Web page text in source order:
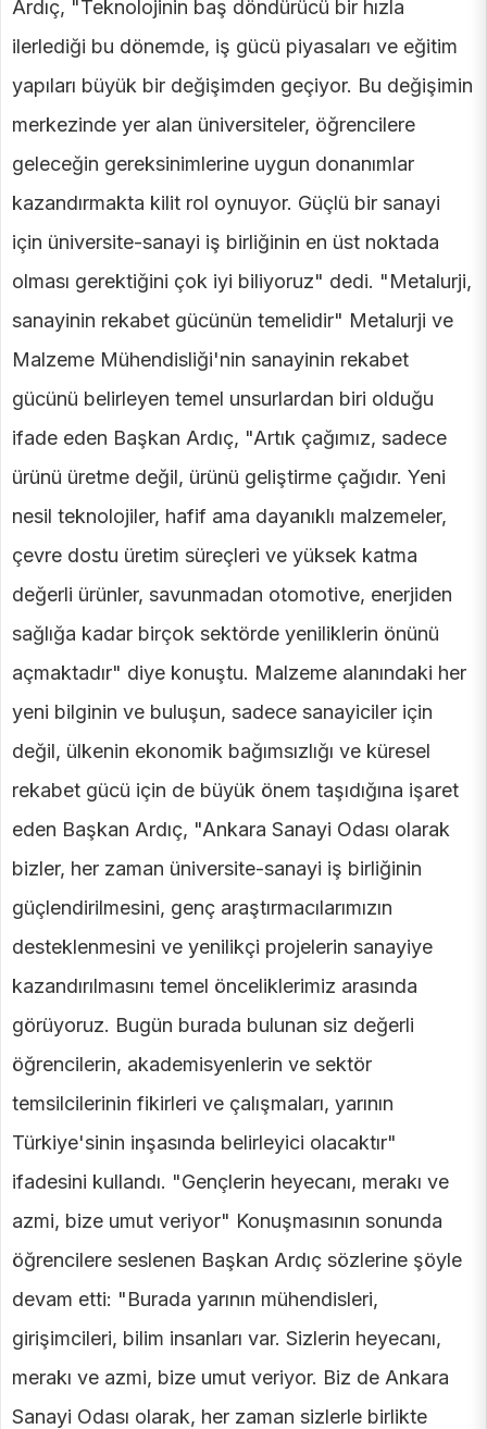
Ardıç, "Teknolojinin baş döndürücü bir hızla
ilerlediği bu dönemde, iş gücü piyasaları ve eğitim
yapıları büyük bir değişimden geçiyor. Bu değişimin
merkezinde yer alan üniversiteler, öğrencilere
geleceğin gereksinimlerine uygun donanımlar
kazandırmakta kilit rol oynuyor. Güçlü bir sanayi
için üniversite-sanayi iş birliğinin en üst noktada
olması gerektiğini çok iyi biliyoruz" dedi. "Metalurji,
sanayinin rekabet gücünün temelidir" Metalurji ve
Malzeme Mühendisliği'nin sanayinin rekabet
gücünü belirleyen temel unsurlardan biri olduğu
ifade eden Başkan Ardıç, "Artık çağımız, sadece
ürünü üretme değil, ürünü geliştirme çağıdır. Yeni
nesil teknolojiler, hafif ama dayanıklı malzemeler,
çevre dostu üretim süreçleri ve yüksek katma
değerli ürünler, savunmadan otomotive, enerjiden
sağlığa kadar birçok sektörde yeniliklerin önünü
açmaktadır" diye konuştu. Malzeme alanındaki her
yeni bilginin ve buluşun, sadece sanayiciler için
değil, ülkenin ekonomik bağımsızlığı ve küresel
rekabet gücü için de büyük önem taşıdığına işaret
eden Başkan Ardıç, "Ankara Sanayi Odası olarak
bizler, her zaman üniversite-sanayi iş birliğinin
güçlendirilmesini, genç araştırmacılarımızın
desteklenmesini ve yenilikçi projelerin sanayiye
kazandırılmasını temel önceliklerimiz arasında
görüyoruz. Bugün burada bulunan siz değerli
öğrencilerin, akademisyenlerin ve sektör
temsilcilerinin fikirleri ve çalışmaları, yarının
Türkiye'sinin inşasında belirleyici olacaktır"
ifadesini kullandı. "Gençlerin heyecanı, merakı ve
azmi, bize umut veriyor" Konuşmasının sonunda
öğrencilere seslenen Başkan Ardıç sözlerine şöyle
devam etti: "Burada yarının mühendisleri,
girişimcileri, bilim insanları var. Sizlerin heyecanı,
merakı ve azmi, bize umut veriyor. Biz de Ankara
Sanayi Odası olarak, her zaman sizlerle birlikte